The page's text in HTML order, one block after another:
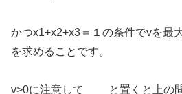
かつx1+x2+x3＝１の条件でvを最
を求めることです。
v>0に注意して と置くと上の